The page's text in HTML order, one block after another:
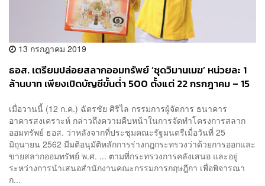
13 กรกฎาคม 2019
ธอส. เตรียมปล่อยสลากออมทรัพย์ ‘ชุดวิมานเมฆ’ หน่วยละ 1
ล้านบาท เพียงเปิดบัญชีขั้นต่ำ 500 ตั้งแต่ 22 กรกฎาคม – 15
เมื่อวานนี้ (12 ก.ค.) ฉัตรชัย ศิริไล กรรมการผู้จัดการ ธนาคาร
อาคารสงเคราะห์ กล่าวถึงความคืบหน้าในการจัดทำโครงการสลาก
ออมทรัพย์ ธอส. ว่าหลังจากที่ประชุมคณะรัฐมนตรีเมื่อวันที่ 25
มิถุนายน 2562 มีมติอนุมัติหลักการร่างกฎกระทรวงว่าด้วยการออกและ
ขายสลากออมทรัพย์ พ.ศ. ... ตามที่กระทรวงการคลังเสนอ และอยู่
ระหว่างการนำเสนอสำนักงานคณะกรรมการกฤษฎีกา เพื่อพิจารณา
ก...